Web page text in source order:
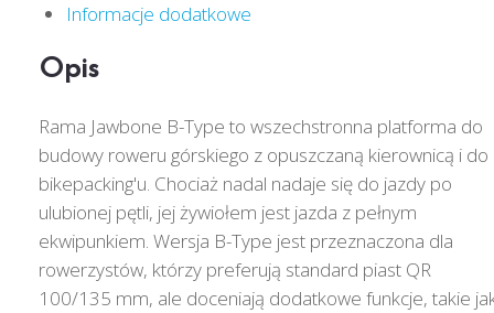
Informacje dodatkowe
Opis
Rama Jawbone B-Type to wszechstronna platforma do
budowy roweru górskiego z opuszczaną kierownicą i do
bikepacking'u. Chociaż nadal nadaje się do jazdy po
ulubionej pętli, jej żywiołem jest jazda z pełnym
ekwipunkiem. Wersja B-Type jest przeznaczona dla
rowerzystów, którzy preferują standard piast QR
100/135 mm, ale doceniają dodatkowe funkcje, takie